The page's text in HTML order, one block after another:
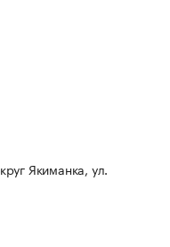
Якиманка, ул.